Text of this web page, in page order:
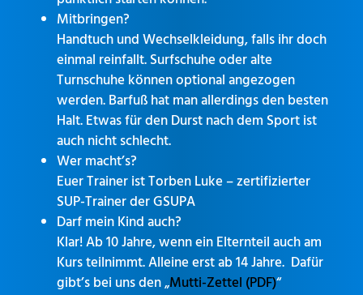
Mitbringen?
Handtuch und Wechselkleidung, falls ihr doch
einmal reinfallt. Surfschuhe oder alte
Turnschuhe können optional angezogen
werden. Barfuß hat man allerdings den besten
Halt. Etwas für den Durst nach dem Sport ist
auch nicht schlecht.
Wer macht’s?
Euer Trainer ist Torben Luke – zertifizierter
SUP-Trainer der GSUPA
Darf mein Kind auch?
Klar! Ab 10 Jahre, wenn ein Elternteil auch am
Kurs teilnimmt. Alleine erst ab 14 Jahre. Dafür
gibt’s bei uns den „Mutti-Zettel (PDF)“